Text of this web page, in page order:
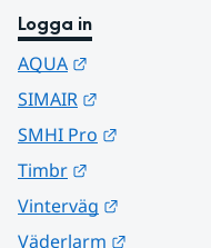
Logga in
AQUA
SIMAIR
SMHI Pro
Timbr
Vinterväg
Väderlarm